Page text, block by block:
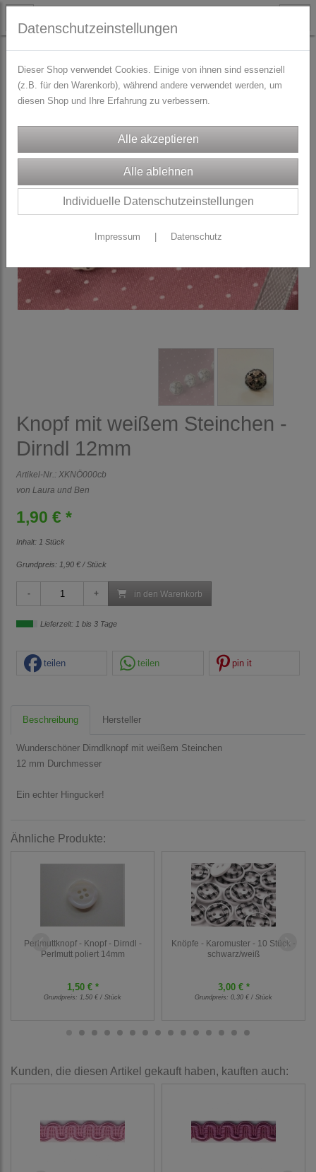
STOFFE ROCK-Stoffpakete
Knopf mit weißem Steinchen -
Dirndl 12mm
Artikel-Nr.: XKNÖ000cb
von Laura und Ben
1,90 € *
Inhalt: 1 Stück
Grundpreis: 1,90 € / Stück
in den Warenkorb
Lieferzeit: 1 bis 3 Tage
teilen teilen pin it
Beschreibung Hersteller
Wunderschöner Dirndlknopf mit weißem Steinchen
12 mm Durchmesser
Ein echter Hingucker!
Ähnliche Produkte:
Perlmuttknopf - Knopf - Dirndl -
Perlmutt poliert 14mm
1,50 € *
Grundpreis: 1,50 € / Stück
Knöpfe - Karomuster - 10 Stück -
schwarz/weiß
3,00 € *
Grundpreis: 0,30 € / Stück
Kunden, die diesen Artikel gekauft haben, kauften auch:
Datenschutzeinstellungen
Dieser Shop verwendet Cookies. Einige von ihnen sind essenziell
(z.B. für den Warenkorb), während andere verwendet werden, um
diesen Shop und Ihre Erfahrung zu verbessern.
Individuelle Datenschutzeinstellungen
Impressum Datenschutz